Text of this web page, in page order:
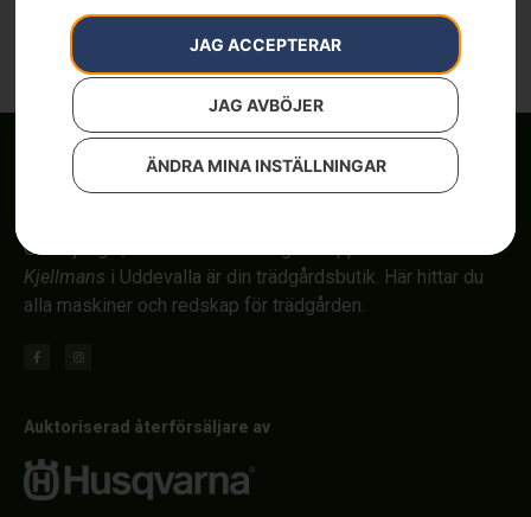
JAG ACCEPTERAR
JAG AVBÖJER
ÄNDRA MINA INSTÄLLNINGAR
Om röjsågar, automower och åkgräsklippare i Uddevalla.
Kjellmans i Uddevalla är din trädgårdsbutik. Här hittar du
alla maskiner och redskap för trädgården.
Auktoriserad återförsäljare av